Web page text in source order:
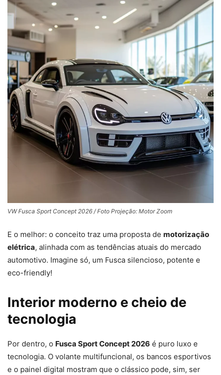
VW Fusca Sport Concept 2026 / Foto Projeção: Motor Zoom
E o melhor: o conceito traz uma proposta de motorização
elétrica, alinhada com as tendências atuais do mercado
automotivo. Imagine só, um Fusca silencioso, potente e
eco-friendly!
Interior moderno e cheio de
tecnologia
Por dentro, o Fusca Sport Concept 2026 é puro luxo e
tecnologia. O volante multifuncional, os bancos esportivos
e o painel digital mostram que o clássico pode, sim, ser